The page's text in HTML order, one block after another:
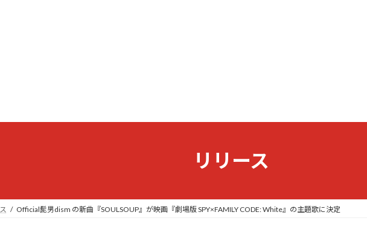
リリース
Official髭男dism の新曲『SOULSOUP』が映画『劇場版 SPY×FAMILY CODE: White』の主題歌に決定